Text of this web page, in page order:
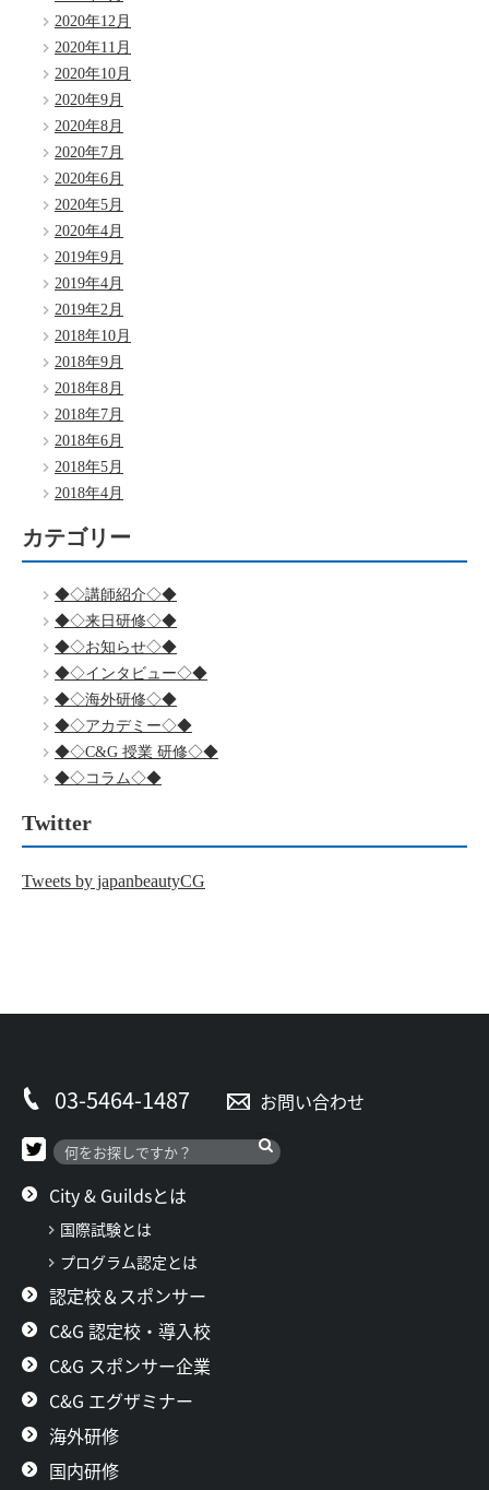
2020年12月
2020年11月
2020年10月
2020年9月
2020年8月
2020年7月
2020年6月
2020年5月
2020年4月
2019年9月
2019年4月
2019年2月
2018年10月
2018年9月
2018年8月
2018年7月
2018年6月
2018年5月
2018年4月
カテゴリー
◆◇講師紹介◇◆
◆◇来日研修◇◆
◆◇お知らせ◇◆
◆◇インタビュー◇◆
◆◇海外研修◇◆
◆◇アカデミー◇◆
◆◇C&G 授業 研修◇◆
◆◇コラム◇◆
Twitter
Tweets by japanbeautyCG
03-5464-1487 お問い合わせ
City & Guildsとは
国際試験とは
プログラム認定とは
認定校＆スポンサー
C&G 認定校・導入校
C&G スポンサー企業
C&G エグザミナー
海外研修
国内研修